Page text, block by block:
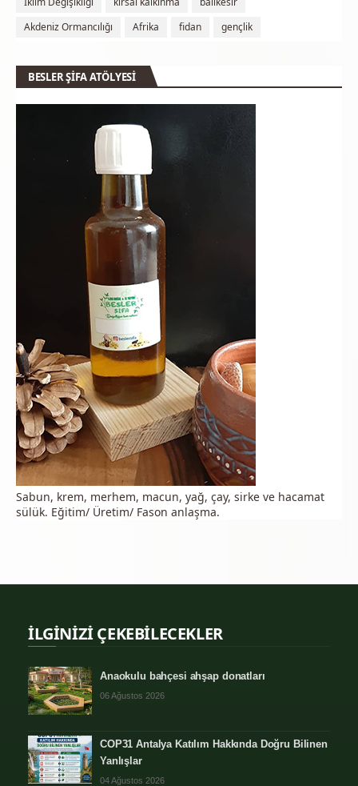
Akdeniz Ormancılığı
Afrika fidan gençlik
BESLER ŞİFA ATÖLYESİ
Sabun, krem, merhem, macun, yağ, çay, sirke ve hacamat
sülük. Eğitim/ Üretim/ Fason anlaşma.
İLGİNİZİ ÇEKEBİLECEKLER
Anaokulu bahçesi ahşap donatları
06 Ağustos 2026
COP31 Antalya Katılım Hakkında Doğru Bilinen
Yanlışlar
04 Ağustos 2026